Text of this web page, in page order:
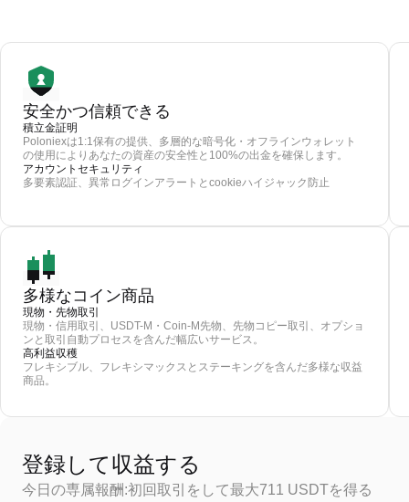
安全かつ信頼できる
積立金証明
Poloniexは1:1保有の提供、多層的な暗号化・オフラインウォレット
の使用によりあなたの資産の安全性と100%の出金を確保します。
アカウントセキュリティ
多要素認証、異常ログインアラートとcookieハイジャック防止
多様なコイン商品
現物・先物取引
現物・信用取引、USDT-M・Coin-M先物、先物コピー取引、オプショ
ンと取引自動プロセスを含んだ幅広いサービス。
高利益収穫
フレキシブル、フレキシマックスとステーキングを含んだ多様な収益
商品。
登録して収益する
今日の専属報酬:初回取引をして最大711 USDTを得る